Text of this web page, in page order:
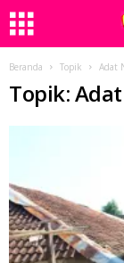
Beranda Topik Adat
Topik: